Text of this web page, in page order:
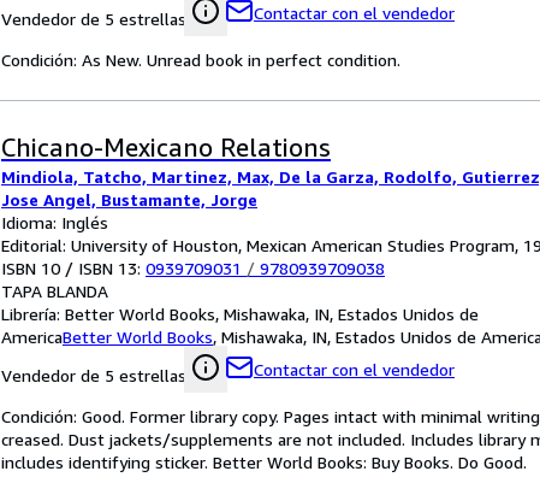
Vendedor de 5 estrellas
Contactar con el vendedor
Condición: As New. Unread book in perfect condition.
Chicano-Mexicano Relations
Mindiola, Tatcho, Martinez, Max, De la Garza, Rodolfo,
Jose Angel, Bustamante, Jorge
Idioma: Inglés
Editorial: University of Houston, Mexican American Studies Program,
ISBN 10 / ISBN 13: 0939709031 / 9780939709038
TAPA BLANDA
Librería: Better World Books, Mishawaka, IN, Estados Unidos de
AmericaBetter World Books, Mishawaka, IN, Estados Unidos de
Vendedor de 5 estrellas
Contactar con el vendedor
Condición: Good. Former library copy. Pages intact with minimal
creased. Dust jackets/supplements are not included. Includes library
includes identifying sticker. Better World Books: Buy Books. Do Good.